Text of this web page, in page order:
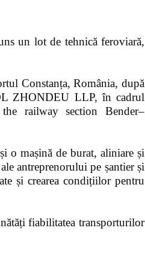
un lot de tehnică feroviară,
Constanța, România, după
ZHONDEU LLP, în cadrul
railway section Bender–
o mașină de burat, aliniare și
antreprenorului pe șantier și
și crearea condițiilor pentru
fiabilitatea transporturilor